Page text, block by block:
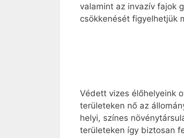
valamint az invazív fajok
csökkenését figyelhetjük
Védett vizes élőhelyeink
területeken nő az
helyi, színes
területeken így biztosan